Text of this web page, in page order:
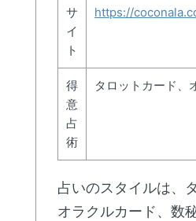
サ
イ
ト
https://
得
意
占
術
タロットカード、
占いのスタイルは、
オラクルカード、数